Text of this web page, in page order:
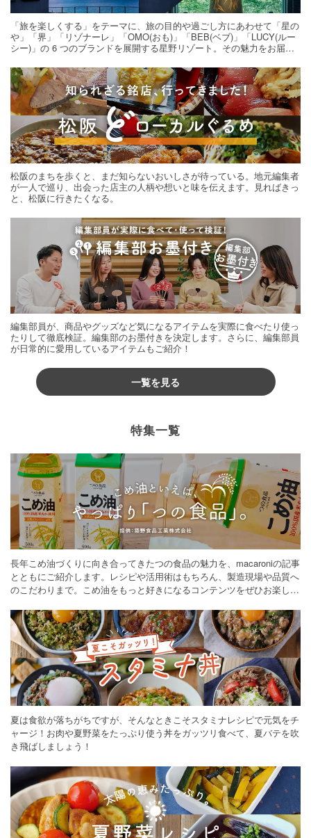
「旅を楽しくする」をテーマに、旅の目的や過ごし方にあわせて「星の
や」「界」「リゾナーレ」「OMO(おも)」「BEB(ベブ)」「LUCY(ルー
シー)」の 6 つのブランドを展開する星野リゾート。その魅力をお届け
松阪のまちを歩くと、まだ知らないおいしさが待っている。地元編集者
が一人で巡り、出会った店主の人柄や想いと味を伝えます。見ればきっ
と、松阪に行きたくなる。
編集部員が、商品やグッズなど気になるアイテムを実際に食べたり使っ
たりして徹底検証。編集部のお墨付きを決定します。さらに、編集部員
が日常的に愛用しているアイテムもご紹介！
一覧を見る
特集一覧
長年こめ油づくりに向き合ってきたつの食品の魅力を、macaroniの記事
とともにご紹介します。レシピや活用術はもちろん、製造現場や品質へ
のこだわりまで。こめ油をもっと好きになるコンテンツをぜひお楽しみ
夏は食欲が落ちがちですが、そんなときこそスタミナレシピで元気をチ
ャージ！お肉や夏野菜をたっぷり使う丼をガッツリ食べて、夏バテを吹
き飛ばしましょう！